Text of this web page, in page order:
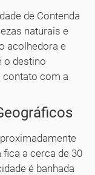
de Contenda
naturais e
acolhedora e
o destino
contato com a
fica a cerca de 30
é banhada